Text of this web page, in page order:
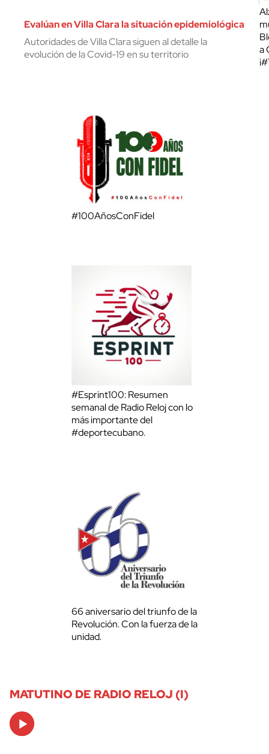
Evalúan en Villa Clara la situación epidemiológica
Autoridades de Villa Clara siguen al detalle la
evolución de la Covid-19 en su territorio
a
#100AñosConFidel
#Esprint100: Resumen
semanal de Radio Reloj con lo
más importante del
#deportecubano.
66 aniversario del triunfo de la
Revolución. Con la fuerza de la
unidad.
MATUTINO DE RADIO RELOJ (I)
Audio
Player